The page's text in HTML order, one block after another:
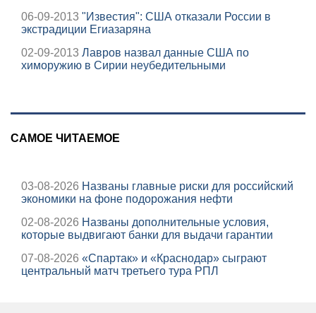
06-09-2013 "Известия": США отказали России в
экстрадиции Егиазаряна
02-09-2013 Лавров назвал данные США по
химоружию в Сирии неубедительными
САМОЕ ЧИТАЕМОЕ
03-08-2026 Названы главные риски для российский
экономики на фоне подорожания нефти
02-08-2026 Названы дополнительные условия,
которые выдвигают банки для выдачи гарантии
07-08-2026 «Спартак» и «Краснодар» сыграют
центральный матч третьего тура РПЛ